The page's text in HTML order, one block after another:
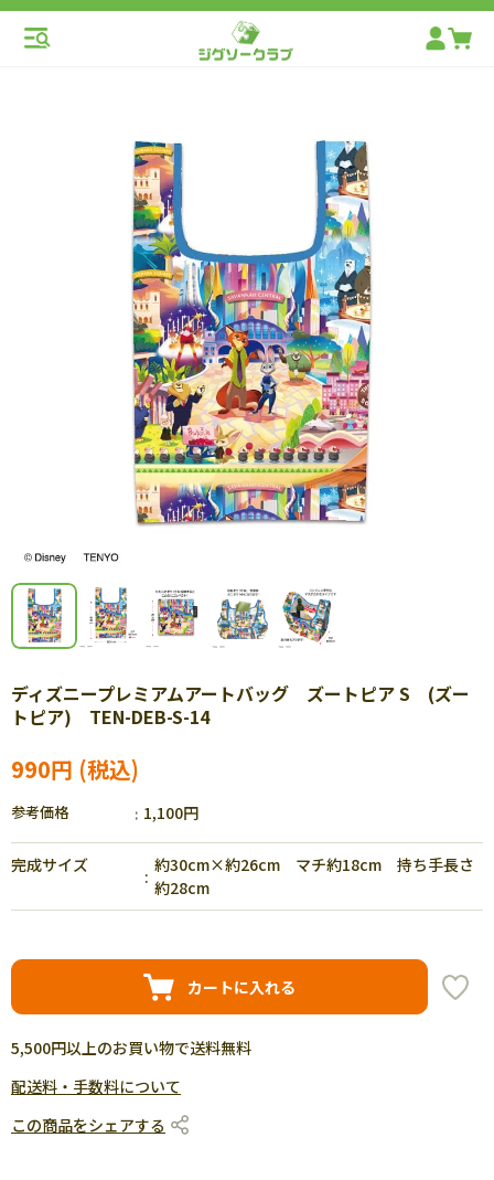
ディズニープレミアムアートバッグ ズートピア S (ズー
トピア) TEN-DEB-S-14
990円
参考価格 1,100円
完成サイズ
約30cm×約26cm マチ約18cm 持ち手長さ
約28cm
カートに入れる
5,500円以上のお買い物で送料無料
配送料・手数料について
この商品をシェアする